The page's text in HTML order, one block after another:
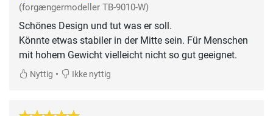
(forgængermodeller TB-9010-W)
Schönes Design und tut was er soll.
Könnte etwas stabiler in der Mitte sein. Für Menschen
mit hohem Gewicht vielleicht nicht so gut geeignet.
Nyttig • Ikke nyttig